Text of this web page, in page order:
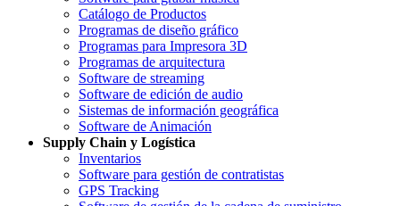
Catálogo de Productos
Programas de diseño gráfico
Programas para Impresora 3D
Programas de arquitectura
Software de streaming
Software de edición de audio
Sistemas de información geográfica
Software de Animación
Supply Chain y Logística
Inventarios
Software para gestión de contratistas
GPS Tracking